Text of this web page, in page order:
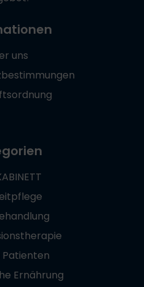
uns
Patienten
Ernährung